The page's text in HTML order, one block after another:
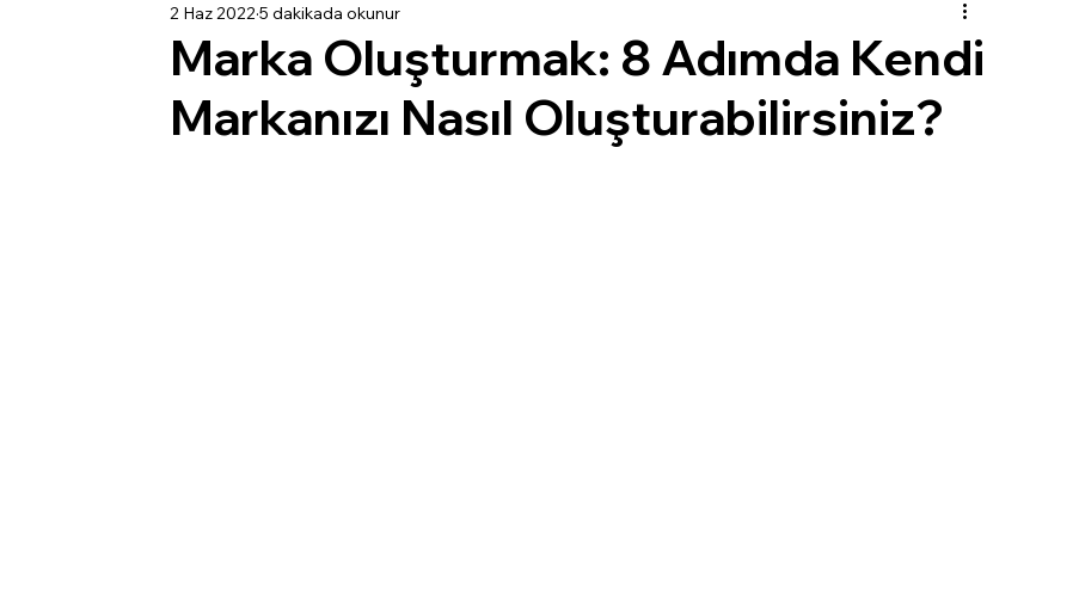
Marka Oluşturmak: 8 Adımda Kendi
Markanızı Nasıl Oluşturabilirsiniz?
2 Haz 2022 5 dakikada okunur